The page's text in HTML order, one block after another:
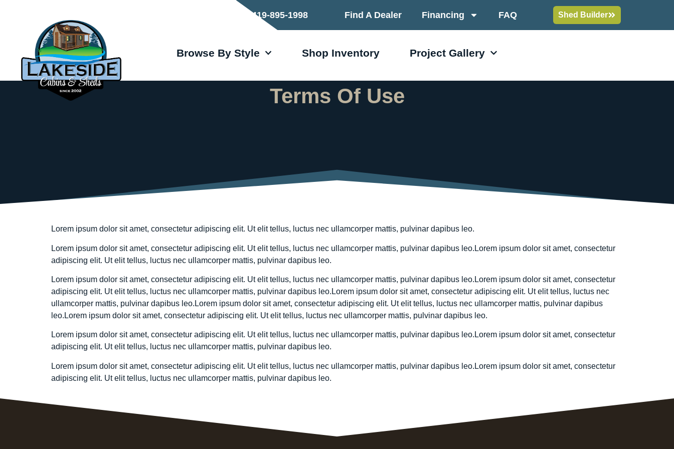
419-895-1998 Find A Dealer Financing FAQ Shed Builder
Browse By Style Shop Inventory Project Gallery
Terms Of Use
Lorem ipsum dolor sit amet, consectetur adipiscing elit. Ut elit tellus, luctus nec ullamcorper mattis, pulvinar dapibus leo.
Lorem ipsum dolor sit amet, consectetur adipiscing elit. Ut elit tellus, luctus nec ullamcorper mattis, pulvinar dapibus leo.Lorem ipsum dolor sit amet, consectetur
adipiscing elit. Ut elit tellus, luctus nec ullamcorper mattis, pulvinar dapibus leo.
Lorem ipsum dolor sit amet, consectetur adipiscing elit. Ut elit tellus, luctus nec ullamcorper mattis, pulvinar dapibus leo.Lorem ipsum dolor sit amet, consectetur
adipiscing elit. Ut elit tellus, luctus nec ullamcorper mattis, pulvinar dapibus leo.Lorem ipsum dolor sit amet, consectetur adipiscing elit. Ut elit tellus, luctus nec
ullamcorper mattis, pulvinar dapibus leo.Lorem ipsum dolor sit amet, consectetur adipiscing elit. Ut elit tellus, luctus nec ullamcorper mattis, pulvinar dapibus
leo.Lorem ipsum dolor sit amet, consectetur adipiscing elit. Ut elit tellus, luctus nec ullamcorper mattis, pulvinar dapibus leo.
Lorem ipsum dolor sit amet, consectetur adipiscing elit. Ut elit tellus, luctus nec ullamcorper mattis, pulvinar dapibus leo.Lorem ipsum dolor sit amet, consectetur
adipiscing elit. Ut elit tellus, luctus nec ullamcorper mattis, pulvinar dapibus leo.
Lorem ipsum dolor sit amet, consectetur adipiscing elit. Ut elit tellus, luctus nec ullamcorper mattis, pulvinar dapibus leo.Lorem ipsum dolor sit amet, consectetur
adipiscing elit. Ut elit tellus, luctus nec ullamcorper mattis, pulvinar dapibus leo.